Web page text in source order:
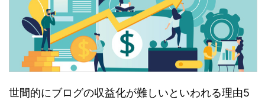
世間的にブログの収益化が難しいといわれる理由5